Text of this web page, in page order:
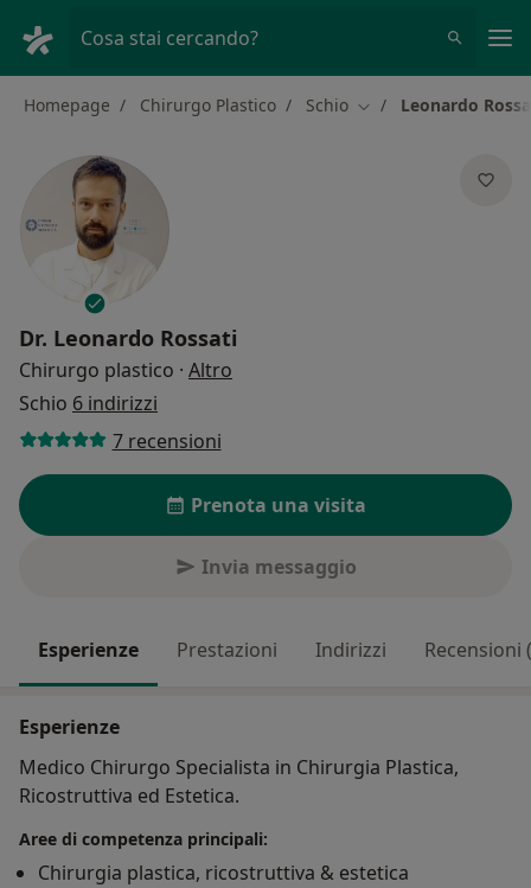
Cosa stai cercando?
Homepage Chirurgo Plastico Schio Cambia città
Leonardo
Dr. Leonardo Rossati
Chirurgo plastico · Altro
Schio 6 indirizzi
7 recensioni
Prenota una visita
Invia messaggio
Esperienze Prestazioni Indirizzi Recensioni
Esperienze
Medico Chirurgo Specialista in Chirurgia Plastica,
Ricostruttiva ed Estetica.
Aree di competenza principali:
Chirurgia plastica, ricostruttiva & estetica